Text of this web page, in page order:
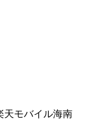
天モバイル海南